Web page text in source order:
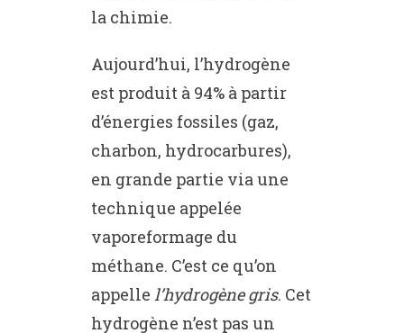
la chimie.
Aujourd’hui, l’hydrogène
est produit à 94% à partir
d’énergies fossiles (gaz,
charbon, hydrocarbures),
en grande partie via une
technique appelée
vaporeformage du
méthane. C’est ce qu’on
appelle l’hydrogène gris. Cet
hydrogène n’est pas un